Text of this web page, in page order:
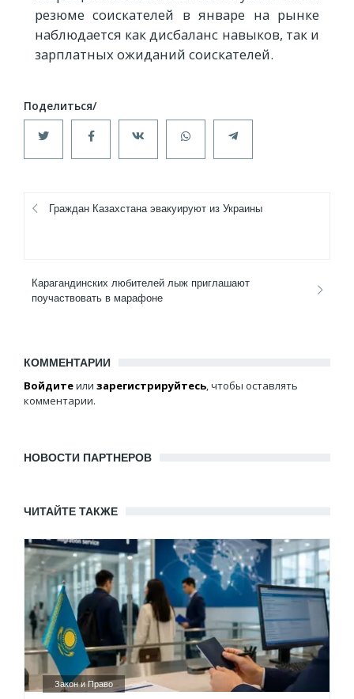
резюме соискателей в январе на рынке
наблюдается как дисбаланс навыков, так и
зарплатных ожиданий соискателей.
Граждан Казахстана эвакуируют из Украины
Карагандинских любителей лыж приглашают
поучаствовать в марафоне
КОММЕНТАРИИ
Войдитеили зарегистрируйтесь, чтобы оставлять
комментарии.
НОВОСТИ ПАРТНЕРОВ
ЧИТАЙТЕ ТАКЖЕ
Закон и Право